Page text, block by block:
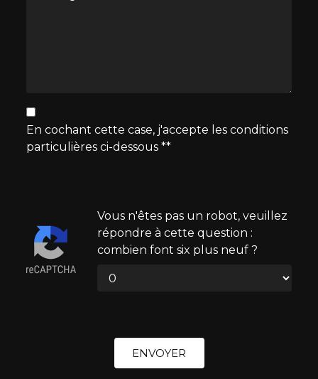
En cochant cette case, j'accepte les conditions
particulières ci-dessous **
Vous n'êtes pas un robot, veuillez
répondre à cette question :
combien font six plus neuf ?
ENVOYER